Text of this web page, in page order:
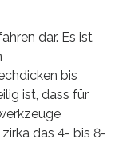
dar. Es ist
bis
ist, dass für
das 4- bis 8-